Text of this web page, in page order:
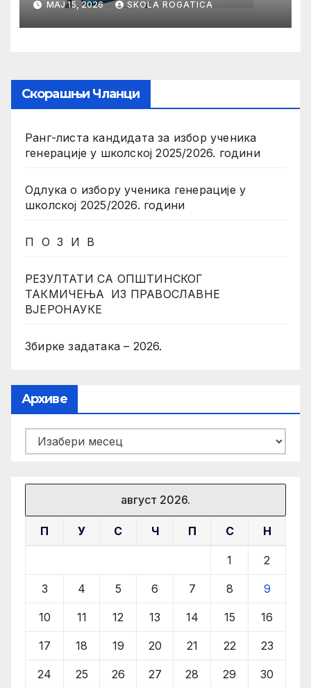
МАЈ 15, 2026 SKOLA ROGATICA
Скорашњи Чланци
Ранг-листа кандидата за избор ученика
генерације у школској 2025/2026. години
Одлука о избору ученика генерације у
школској 2025/2026. години
П О З И В
РЕЗУЛТАТИ СА ОПШТИНСКОГ
ТАКМИЧЕЊА ИЗ ПРАВОСЛАВНЕ
ВЈЕРОНАУКЕ
Збирке задатака – 2026.
Архиве
Архиве
август 2026.
П У С Ч П С Н
1 2
3 4 5 6 7 8 9
10 11 12 13 14 15 16
17 18 19 20 21 22 23
24 25 26 27 28 29 30